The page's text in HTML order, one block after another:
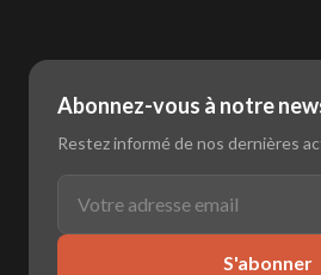
Abonnez-vous à notre
Restez informé de nos dernières
S'abonner